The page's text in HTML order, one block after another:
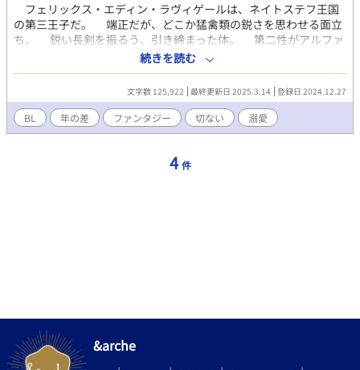
フェリックス・エディン・ラヴィゲールは、ネイトステフ王国
の第三王子だ。 端正だが、どこか猛禽類の鋭さを思わせる面立
ち。 鋭い長剣を振るう、引き締まった体。 第二性がアルファ
だからというだけではない、自らを鍛え抜いた武人だった。 彼
は『竜将』と呼ばれる称号と共に、内戦に苦しむ隣国へと派遣さ
れていた。 軍閥のクーデターにより内戦の起きた、テミスアー
リン王国。 そこでは、国王の第二夫人が亡命の準備を急いでい
た。 王は戦闘で命を落とし、彼の正妻である王妃は早々と我が
子を連れて逃げている。 仮王として指揮をとる第二夫人の長男
仮王の弟である、アルネ・エドゥアルド・クラルは、兄の力にな
続きを読む
文字数 125,922 最終更新日 2025.3.14 登録日 2024.12.27
BL 年の差 ファンタジー 切ない 溺愛
4 件
&arche